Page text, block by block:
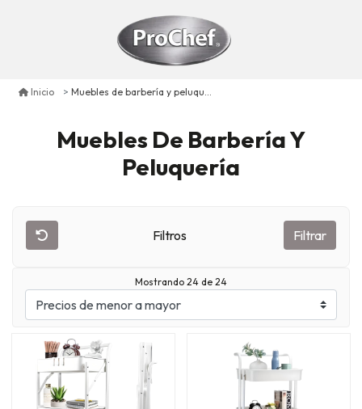
Inicio Muebles de barbería y peluquería
Muebles De Barbería Y
Peluquería
Filtros Filtrar
Mostrando 24 de 24